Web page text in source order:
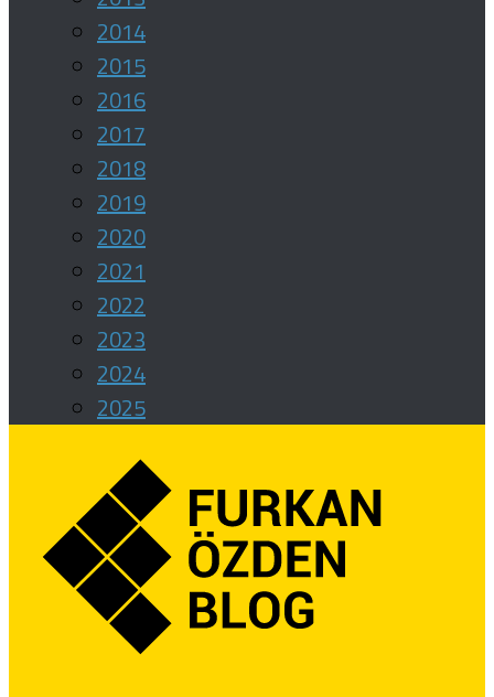
2014
2015
2016
2017
2018
2019
2020
2021
2022
2023
2024
2025